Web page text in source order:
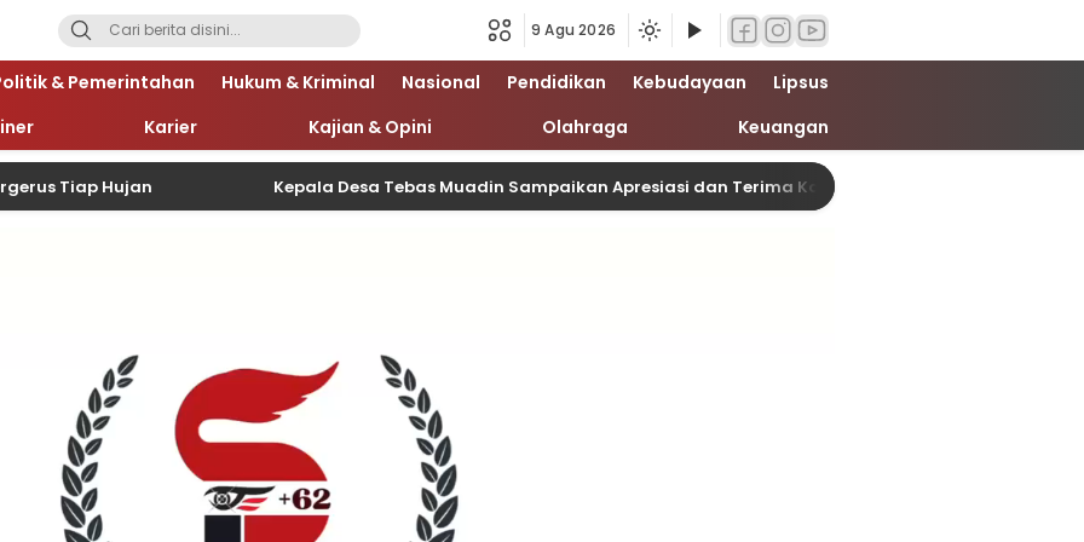
9 Agu 2026
& Pemerintahan Hukum & Kriminal Nasional Pendidikan Kebudayaan
Lipsus
Karier Kajian & Opini Olahraga Keuangan
Hujan Kepala Desa Tebas Muadin Sampaikan Apresiasi dan Terima Kasih kepada Polres Kota Pasuruan atas